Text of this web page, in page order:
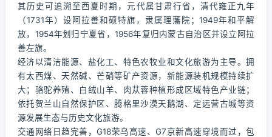
其历史可追溯至西夏时期，元代属甘肃行省，清代雍正九年
（1731年）设阿拉善和硕特旗，隶属理藩院；1949年和平解
放，1954年划归宁夏省，1956年复归内蒙古自治区并设立阿拉
善左旗。
经济以清洁能源、盐化工、特色农牧业和文化旅游为主导。拥
有太西煤、天然碱、芒硝等矿产资源，新能源装机规模持续扩
大；骆驼养殖、白绒山羊、肉苁蓉种植形成区域特色产业链；
依托贺兰山自然保护区、腾格里沙漠天鹅湖、定远营古城等资
源发展生态与历史文化旅游。
交通网络日趋完善，G18荣乌高速、G7京新高速穿境而过，包